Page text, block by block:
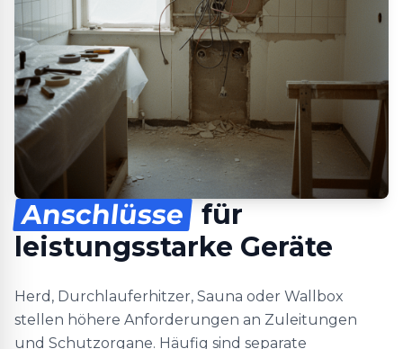
Anschlüsse für
leistungsstarke Geräte
Herd, Durchlauferhitzer, Sauna oder Wallbox
stellen höhere Anforderungen an Zuleitungen
und Schutzorgane. Häufig sind separate